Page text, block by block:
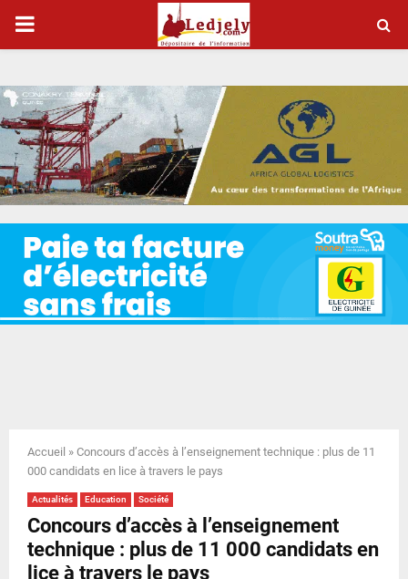
P
I
M
A
R
Y
N
U
Accueil » Concours d’accès à l’enseignement technique : plus de 11
000 candidats en lice à travers le pays
Actualités Education Société
Concours d’accès à l’enseignement
technique : plus de 11 000 candidats en
lice à travers le pays